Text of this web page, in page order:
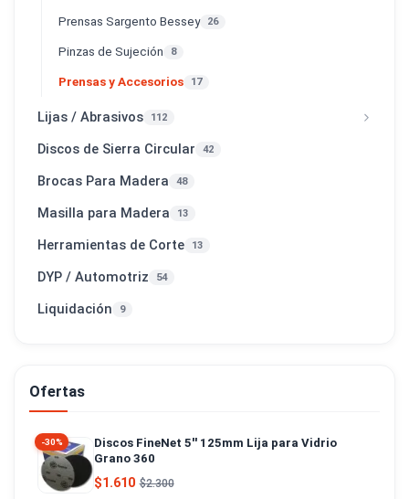
Prensas Sargento Bessey 26
Pinzas de Sujeción 8
Prensas y Accesorios 17
Lijas / Abrasivos 112
Discos de Sierra Circular 42
Brocas Para Madera 48
Masilla para Madera 13
Herramientas de Corte 13
DYP / Automotriz 54
Liquidación 9
Ofertas
-30%
Discos FineNet 5'' 125mm Lija para Vidrio
Grano 360
$1.610 $2.300